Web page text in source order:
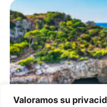
Valoramos su